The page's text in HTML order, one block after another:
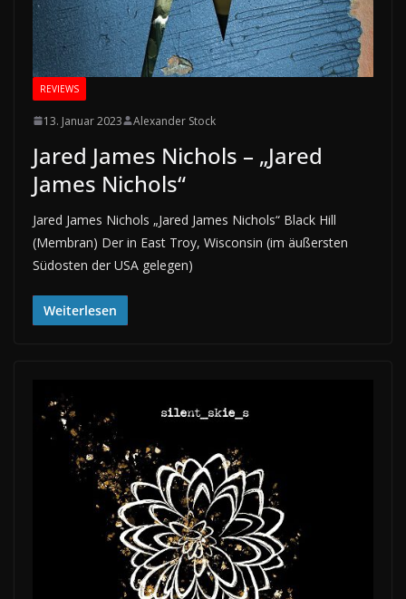
REVIEWS
13. Januar 2023 Alexander Stock
Jared James Nichols – „Jared
James Nichols“
Jared James Nichols „Jared James Nichols“ Black Hill
(Membran) Der in East Troy, Wisconsin (im äußersten
Südosten der USA gelegen)
Weiterlesen